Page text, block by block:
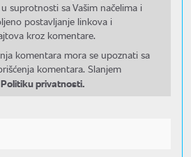
suprotnosti sa Vašim načelima i
postavljanje linkova i
kroz komentare.
komentara mora se upoznati sa
komentara. Slanjem
Politiku privatnosti.